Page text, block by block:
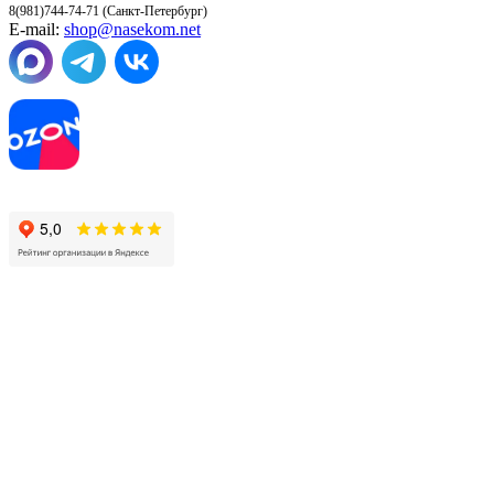
8(981)744-74-71 (Санкт-Петербург)
E-mail: shop@nasekom.net